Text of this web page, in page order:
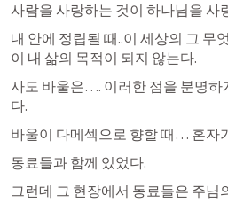
사람을 사랑하는 것이 하나님을
내 안에 정립될 때..이 세상의 그 무
이 내 삶의 목적이 되지 않는다.
사도 바울은…. 이러한 점을 분명하
다.
바울이 다메섹으로 향할 때… 혼자
동료들과 함께 있었다.
그런데 그 현장에서 동료들은 주님